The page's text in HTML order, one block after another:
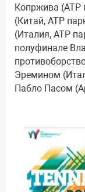
Копржива
(Китай, ATP
(Италия, ATP
полуфинале
Эремином
Пабло Пасом